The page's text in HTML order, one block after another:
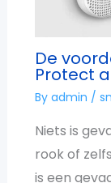
De
Protect
By admin /
Niets is
rook of
is een